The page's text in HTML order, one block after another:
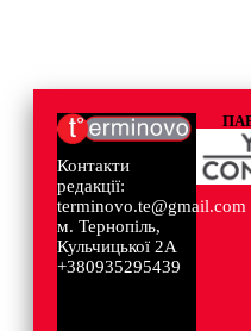
Контакти
редакції:
terminovo.te@gmail.com
м. Тернопіль,
Кульчицької 2А
+380935295439